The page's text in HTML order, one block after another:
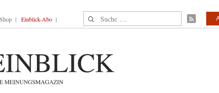
Shop Einblick-Abo Suche nach: